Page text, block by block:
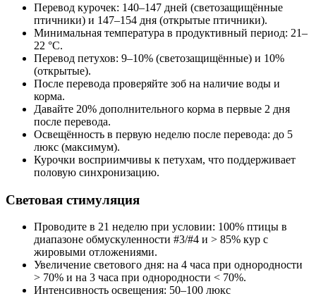
Перевод курочек: 140–147 дней (светозащищённые
птичники) и 147–154 дня (открытые птичники).
Минимальная температура в продуктивный период: 21–
22 °C.
Перевод петухов: 9–10% (светозащищённые) и 10%
(открытые).
После перевода проверяйте зоб на наличие воды и
корма.
Давайте 20% дополнительного корма в первые 2 дня
после перевода.
Освещённость в первую неделю после перевода: до 5
люкс (максимум).
Курочки восприимчивы к петухам, что поддерживает
половую синхронизацию.
Световая стимуляция
Проводите в 21 неделю при условии: 100% птицы в
диапазоне обмускуленности #3/#4 и > 85% кур с
жировыми отложениями.
Увеличение светового дня: на 4 часа при однородности
> 70% и на 3 часа при однородности < 70%.
Интенсивность освещения: 50–100 люкс